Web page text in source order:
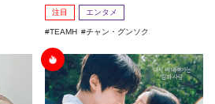
注目 エンタメ
TEAMH チャン・グンソク